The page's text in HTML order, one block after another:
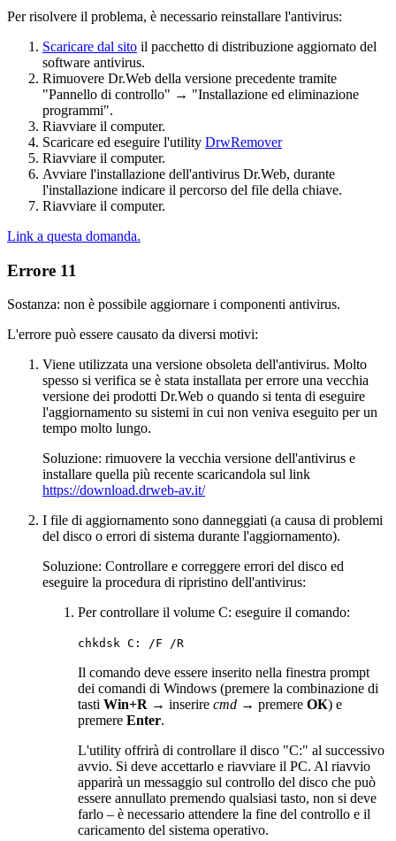
Per risolvere il problema, è necessario reinstallare l'antivirus:
Scaricare dal sito il pacchetto di distribuzione aggiornato del
software antivirus.
Rimuovere Dr.Web della versione precedente tramite
"Pannello di controllo" → "Installazione ed eliminazione
programmi".
Riavviare il computer.
Scaricare ed eseguire l'utility DrwRemover
Riavviare il computer.
Avviare l'installazione dell'antivirus Dr.Web, durante
l'installazione indicare il percorso del file della chiave.
Riavviare il computer.
Link a questa domanda.
Errore 11
Sostanza: non è possibile aggiornare i componenti antivirus.
L'errore può essere causato da diversi motivi:
Viene utilizzata una versione obsoleta dell'antivirus. Molto
spesso si verifica se è stata installata per errore una vecchia
versione dei prodotti Dr.Web o quando si tenta di eseguire
l'aggiornamento su sistemi in cui non veniva eseguito per un
tempo molto lungo.
Soluzione: rimuovere la vecchia versione dell'antivirus e
installare quella più recente scaricandola sul link
https://download.drweb-av.it/
I file di aggiornamento sono danneggiati (a causa di problemi
del disco o errori di sistema durante l'aggiornamento).
Soluzione: Controllare e correggere errori del disco ed
eseguire la procedura di ripristino dell'antivirus:
Per controllare il volume C: eseguire il comando:
chkdsk C: /F /R
Il comando deve essere inserito nella finestra prompt
dei comandi di Windows (premere la combinazione di
tasti Win+R → inserire cmd → premere ОК) e
premere Enter.
L'utility offrirà di controllare il disco "C:" al successivo
avvio. Si deve accettarlo e riavviare il PC. Al riavvio
apparirà un messaggio sul controllo del disco che può
essere annullato premendo qualsiasi tasto, non si deve
farlo – è necessario attendere la fine del controllo e il
caricamento del sistema operativo.